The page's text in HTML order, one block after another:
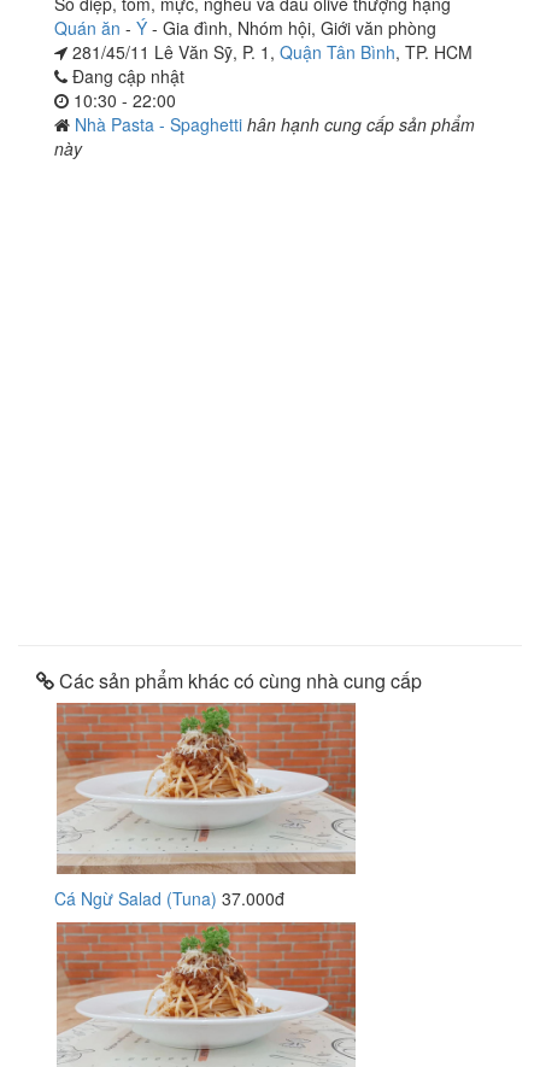
Quán ăn - Ý - Gia đình, Nhóm hội, Giới văn phòng
281/45/11 Lê Văn Sỹ, P. 1, Quận Tân Bình, TP. HCM
Đang cập nhật
10:30 - 22:00
Nhà Pasta - Spaghetti hân hạnh cung cấp sản phẩm
này
Các sản phẩm khác có cùng nhà cung cấp
Cá Ngừ Salad (Tuna) 37.000đ